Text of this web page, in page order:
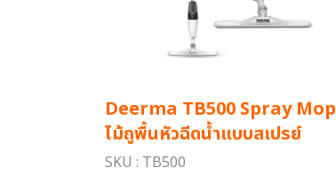
Deerma TB500 Spray Mop
ไม้ถูพื้นหัวฉีดน้ำแบบสเปรย์
SKU : TB500